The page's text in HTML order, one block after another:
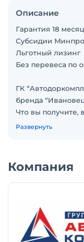
Описание
Гарантия 18
Субсидии
Льготный лизинг
Без перевеса по
ГК
бренда
Что вы получите,
- Гарантию
отделе продаж.
- Поможем с
Высокий %
- Предпродажную
- Полный пакет
Развернуть
Компания